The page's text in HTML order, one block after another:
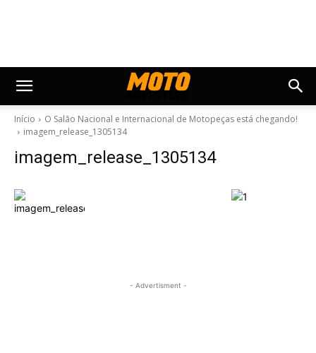
Início
O Salão Nacional e Internacional de Motopeças está chegando!
imagem_release_1305134
imagem_release_1305134
- Advertisment -